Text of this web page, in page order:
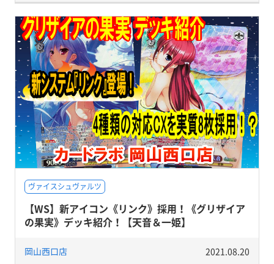
ヴァイスシュヴァルツ
【WS】新アイコン《リンク》採用！《グリザイア
の果実》デッキ紹介！【天音＆一姫】
岡山西口店 2021.08.20